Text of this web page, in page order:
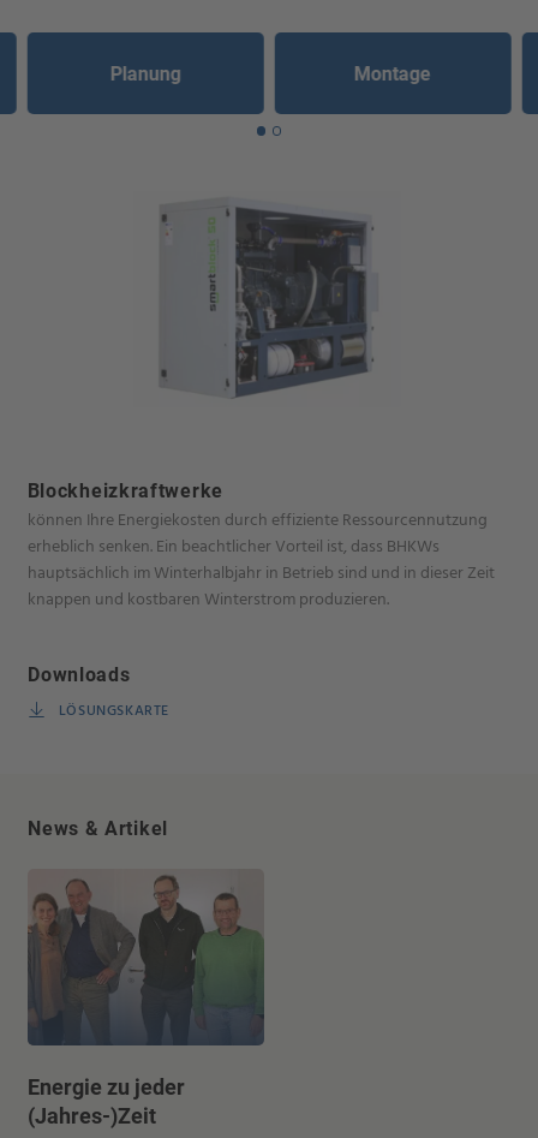
Planung Montage
Blockheizkraftwerke
können Ihre Energiekosten durch effiziente Ressourcennutzung
erheblich senken. Ein beachtlicher Vorteil ist, dass BHKWs
hauptsächlich im Winterhalbjahr in Betrieb sind und in dieser Zeit
knappen und kostbaren Winterstrom produzieren.
Downloads
LÖSUNGSKARTE
News & Artikel
Energie zu jeder
(Jahres-)Zeit